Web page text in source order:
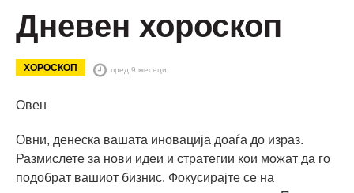
Дневен хороскоп
ХОРОСКОП пред 9 месеци
Овен
Овни, денеска вашата иновација доаѓа до израз.
Размислете за нови идеи и стратегии кои можат да го
подобрат вашиот бизнис. Фокусирајте се на